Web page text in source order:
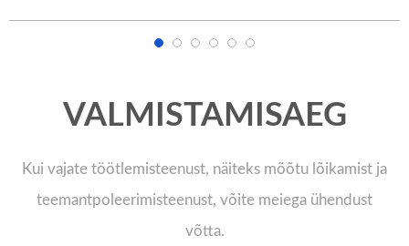
VALMISTAMISAEG
Kui vajate töötlemisteenust, näiteks mõõtu lõikamist ja
teemantpoleerimisteenust, võite meiega ühendust
võtta.